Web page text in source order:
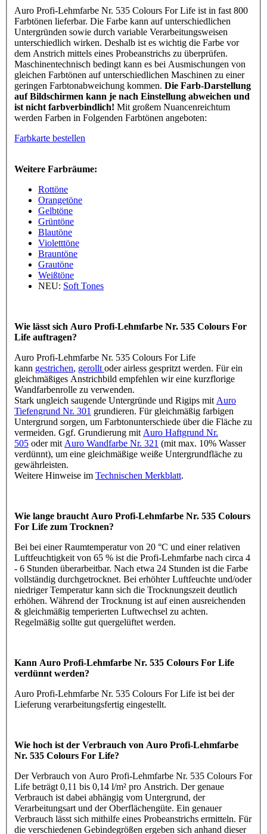
Auro Profi-Lehmfarbe Nr. 535 Colours For Life ist in fast 800
Farbtönen lieferbar. Die Farbe kann auf unterschiedlichen
Untergründen sowie durch variable Verarbeitungsweisen
unterschiedlich wirken. Deshalb ist es wichtig die Farbe vor
dem Anstrich mittels eines Probeanstrichs zu überprüfen.
Maschinentechnisch bedingt kann es bei Ausmischungen von
gleichen Farbtönen auf unterschiedlichen Maschinen zu einer
geringen Farbtonabweichung kommen. Die Farb-Darstellung
auf Bildschirmen kann je nach Einstellung abweichen und
ist nicht farbverbindlich! Mit großem Nuancenreichtum
werden Farben in Folgenden Farbtönen angeboten:
Farbkarte bestellen
Weitere Farbräume:
Rottöne
Orangetöne
Gelbtöne
Grüntöne
Blautöne
Violetttöne
Brauntöne
Grautöne
Weißtöne
NEU: Soft Tones
Wie lässt sich Auro Profi-Lehmfarbe Nr. 535 Colours For
Life auftragen?
Auro Profi-Lehmfarbe Nr. 535 Colours For Life
kann gestrichen, gerollt oder airless gespritzt werden. Für ein
gleichmäßiges Anstrichbild empfehlen wir eine kurzflorige
Wandfarbenrolle zu verwenden.
Stark ungleich saugende Untergründe und Rigips mit Auro
Tiefengrund Nr. 301 grundieren. Für gleichmäßig farbigen
Untergrund sorgen, um Farbtonunterschiede über die Fläche zu
vermeiden. Ggf. Grundierung mit Auro Haftgrund Nr.
505 oder mit Auro Wandfarbe Nr. 321 (mit max. 10% Wasser
verdünnt), um eine gleichmäßige weiße Untergrundfläche zu
gewährleisten.
Weitere Hinweise im Technischen Merkblatt.
Wie lange braucht Auro Profi-Lehmfarbe Nr. 535 Colours
For Life zum Trocknen?
Bei bei einer Raumtemperatur von 20 °C und einer relativen
Luftfeuchtigkeit von 65 % ist die Profi-Lehmfarbe nach circa 4
- 6 Stunden überarbeitbar. Nach etwa 24 Stunden ist die Farbe
vollständig durchgetrocknet. Bei erhöhter Luftfeuchte und/oder
niedriger Temperatur kann sich die Trocknungszeit deutlich
erhöhen. Während der Trocknung ist auf einen ausreichenden
& gleichmäßig temperierten Luftwechsel zu achten.
Regelmäßig sollte gut quergelüftet werden.
Kann Auro Profi-Lehmfarbe Nr. 535 Colours For Life
verdünnt werden?
Auro Profi-Lehmfarbe Nr. 535 Colours For Life ist bei der
Lieferung verarbeitungsfertig eingestellt.
Wie hoch ist der Verbrauch von Auro Profi-Lehmfarbe
Nr. 535 Colours For Life?
Der Verbrauch von Auro Profi-Lehmfarbe Nr. 535 Colours For
Life beträgt 0,11 bis 0,14 l/m² pro Anstrich. Der genaue
Verbrauch ist dabei abhängig vom Untergrund, der
Verarbeitungsart und der Oberflächengüte. Ein genauer
Verbrauch lässt sich mithilfe eines Probeanstrichs ermitteln. Für
die verschiedenen Gebindegrößen ergeben sich anhand dieser